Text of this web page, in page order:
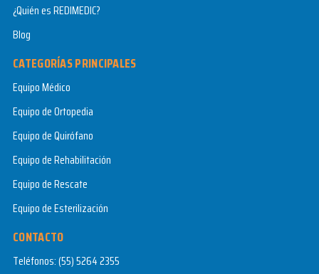
¿Quién es REDIMEDIC?
Blog
CATEGORÍAS PRINCIPALES
Equipo Médico
Equipo de Ortopedia
Equipo de Quirófano
Equipo de Rehabilitación
Equipo de Rescate
Equipo de Esterilización
CONTACTO
Teléfonos:(55) 5264 2355